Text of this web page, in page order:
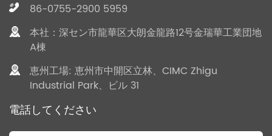
86-0755-2900 5959
本社：深セン市龍華区大朗金龍路12号金瑞華工業団地
A棟
恵州工場: 恵州市中開区立林、CIMC Zhigu
Industrial Park、ビル 31
電話してください